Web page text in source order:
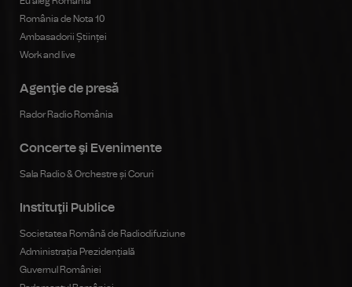
România de Nota 10
Ambasadorii Științei
Work and live
Agenţie de presă
Rador Radio România
Concerte şi Evenimente
Sala Radio & Orchestre și Coruri
Instituţii Publice
Societatea Română de Radiodifuziune
Administrația Prezidențială
Guvernul României